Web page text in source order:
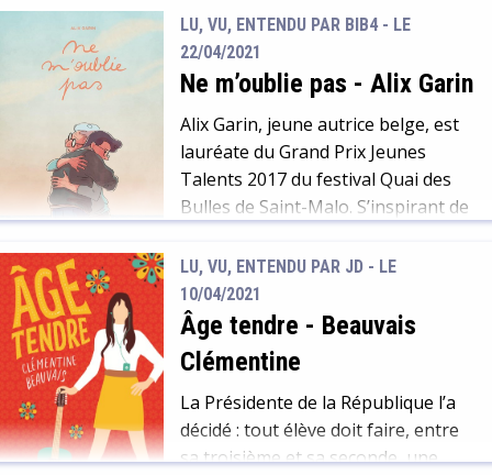
de nombreux scientifiques sollicités
dans cet essai. Déforestation,
dérèglement climatique, agriculture
et élevages intensifs, urbanisation,
mode de vie hypermobile avec
invasion obsessionnelle de notre
environnement… etc, […]
également pour lutter contre la
covid-19.
LU, VU, ENTENDU PAR BIB4 - LE
22/04/2021
Ne m’oublie pas -Alix Garin
Alix Garin, jeune autrice belge, est
lauréate du Grand Prix Jeunes
Talents 2017 du festival Quai des
Bulles de Saint-Malo. S’inspirant de
livre un beau roman graphique sur
un sujet difficile. La maladie
d’Alzheimer est cependant abordée
avec justesse et pudeur. La douceur
des traits et les couleurs pastels
servent […]
LU, VU, ENTENDU PAR JD - LE
10/04/2021
Âge tendre - Beauvais
Clémentine
La Présidente de la République l’a
décidé : tout élève doit faire, entre
sa troisième et sa seconde, une